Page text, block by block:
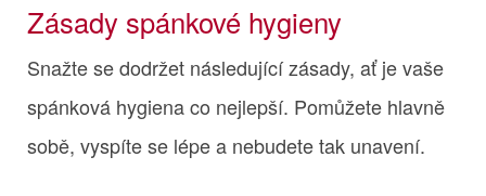
Zásady spánkové hygieny
Snažte se dodržet následující zásady, ať je vaše
spánková hygiena co nejlepší. Pomůžete hlavně
sobě, vyspíte se lépe a nebudete tak unavení.